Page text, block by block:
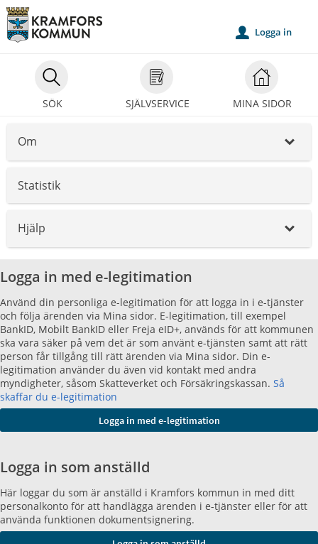
Välkommen
till
självservice
Kramfors
kommun
SÖK SJÄLVSERVICE MINA SIDOR
Om _
Statistik
Hjälp _
u Logga in
Logga in med e-legitimation
Använd din personliga e-legitimation för att logga in i e-tjänster
och följa ärenden via Mina sidor. E-legitimation, till exempel
BankID, Mobilt BankID eller Freja eID+, används för att kommunen
ska vara säker på vem det är som använt e-tjänsten samt att rätt
person får tillgång till rätt ärenden via Mina sidor. Din e-
legitimation använder du även vid kontakt med andra
myndigheter, såsom Skatteverket och Försäkringskassan. Så
skaffar du e-legitimation
Logga in som anställd
Här loggar du som är anställd i Kramfors kommun in med ditt
personalkonto för att handlägga ärenden i e-tjänster eller för att
använda funktionen dokumentsignering.